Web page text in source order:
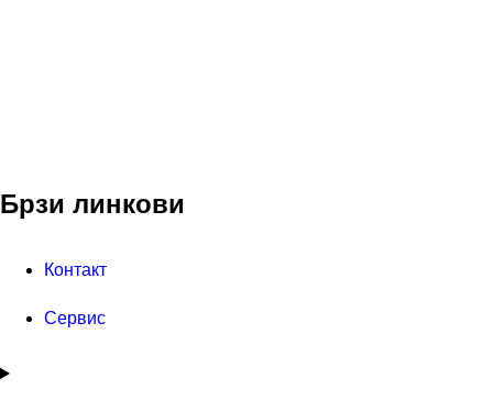
Брзи линкови
Контакт
Сервис